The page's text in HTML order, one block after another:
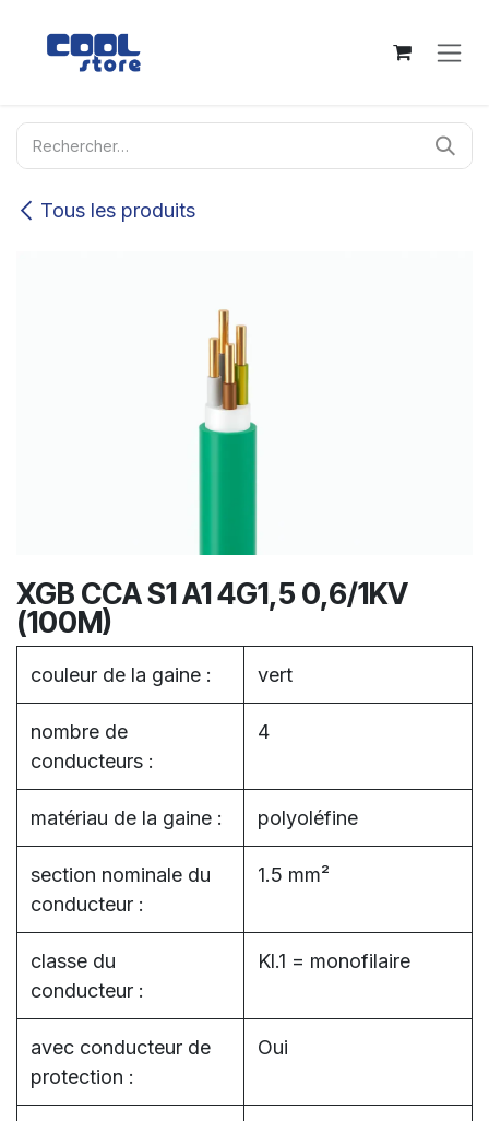
Tous les produits
XGB CCA S1 A1 4G1,5 0,6/1KV
(100M)
couleur de la gaine : vert
nombre de
conducteurs :
4
matériau de la gaine : polyoléfine
section nominale du
conducteur :
1.5 mm²
classe du
conducteur :
Kl.1 = monofilaire
avec conducteur de
protection :
Oui